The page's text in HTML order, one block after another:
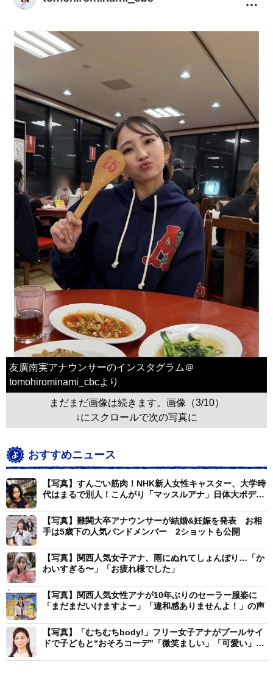
友廣南実アナウンサーのインスタグラム＠
tomohirominami_cbcより
まだまだ画像は続きます。画像（3/10）
↓にスクロールで次の写真に
おすすめニュース
【写真】すんごい筋肉！NHK新人女性キャスター、大学時
代はまるで別人！こんがり「マッスルアナ」日体大ボディ
【写真】難関大卒アナウンサーが結婚&妊娠を発表 お相
手は5歳下の人気バンドメンバー 2ショットも公開
【写真】関西人気女子アナ、雨にぬれてしょんぼり…「か
わいすぎる〜」「お疲れ様でした」
【写真】関西人気女性アナが10年ぶりのセーラー服姿に
「まだまだいけますよー」「違和感ありませんよ！」の声
【写真】「むちむちbody!」フリー女子アナがプールサイ
ドで子どもと“おそろコーデ"「微笑ましい」「可愛い」の